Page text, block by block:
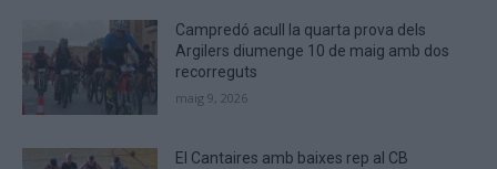
Campredó acull la quarta prova dels
Argilers diumenge 10 de maig amb dos
recorreguts
maig 9, 2026
El Cantaires amb baixes rep al CB